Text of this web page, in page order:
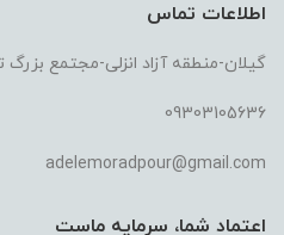
اطلاعات تماس
گیلان-منطقه آزاد انزلی-مجتمع بزرگ
09303105636
adelemoradpour@gmail.com
اعتماد شما، سرمایه ماست